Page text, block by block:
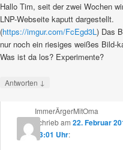
Hallo Tim, seit der zwei Wochen
LNP-Webseite kaputt dargestellt.
(https://imgur.com/FcEgd3L) Das
nur noch ein riesiges weißes Bild-
Was ist da los? Experimente?
Antworten ↓
ImmerÄrgerMitOma
schriebam 22. Februar
13:01 Uhr: